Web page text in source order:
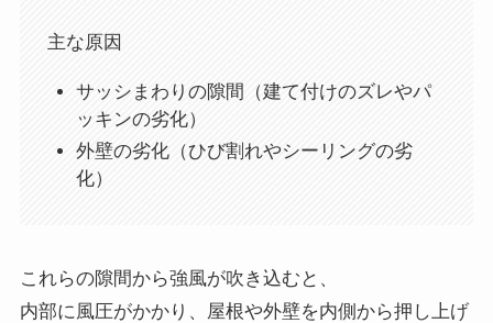
主な原因
サッシまわりの隙間（建て付けのズレやパ
ッキンの劣化）
外壁の劣化（ひび割れやシーリングの劣
化）
これらの隙間から強風が吹き込むと、
内部に風圧がかかり、屋根や外壁を内側から押し上げ